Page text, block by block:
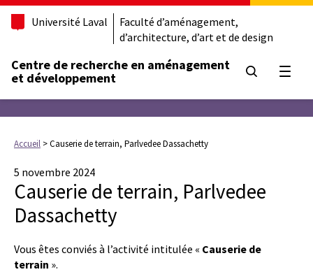
Université Laval
Faculté d’aménagement,
d’architecture, d’art et de design
Centre de recherche en aménagement
et développement
Accueil >Causerie de terrain, Parlvedee Dassachetty
5 novembre 2024
Causerie de terrain, Parlvedee
Dassachetty
Vous êtes conviés à l’activité intitulée « Causerie de
terrain ».